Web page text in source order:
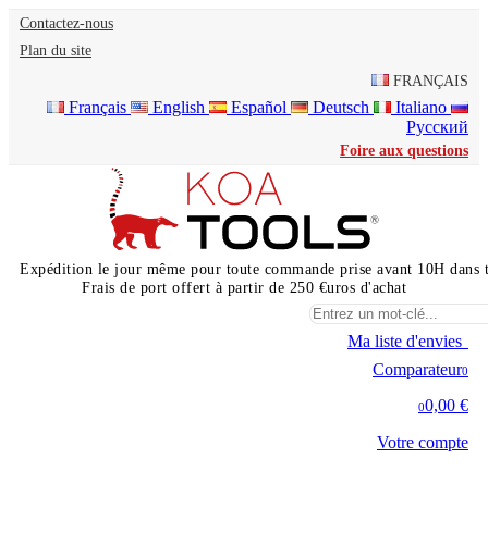
Contactez-nous
Plan du site
FRANÇAIS
Français English Español Deutsch
Italiano
Русский
Foire aux questions
Expédition le jour même pour toute commande prise avant 10H dans
Frais de port offert à partir de 250 €uros d'achat
Ma liste d'envies
Comparateur0
00,00 €
Votre compte